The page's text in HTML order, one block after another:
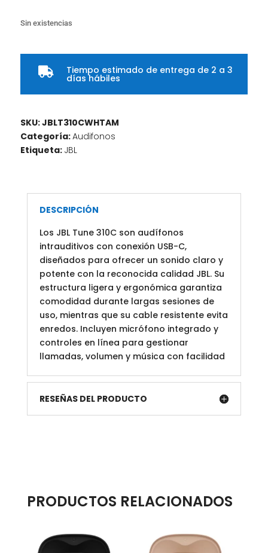
Sin existencias
 Tiempo estimado de entrega de 2 a 3
días hábiles
SKU:JBLT310CWHTAM
Categoría:Audifonos
Etiqueta: JBL
DESCRIPCIÓN
Los JBL Tune 310C son audífonos
intrauditivos con conexión USB-C,
diseñados para ofrecer un sonido claro y
potente con la reconocida calidad JBL. Su
estructura ligera y ergonómica garantiza
comodidad durante largas sesiones de
uso, mientras que su cable resistente evita
enredos. Incluyen micrófono integrado y
controles en línea para gestionar
llamadas, volumen y música con facilidad
RESEÑAS DEL PRODUCTO
PRODUCTOS RELACIONADOS